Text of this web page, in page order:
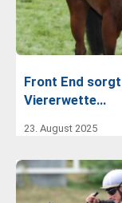
Front End
Viererwette…
23. August 2025